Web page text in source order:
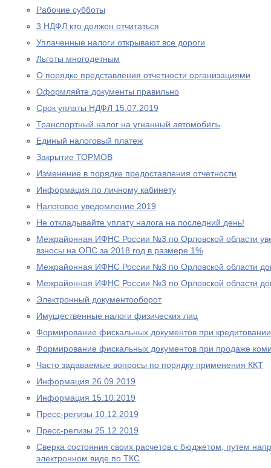
Рабочие субботы
3 НДФЛ кто должен отчитаться
Уплаченные налоги открывают все дороги
Льготы многодетным
О порядке представления отчетности организациями
Оформляйте документы правильно
Срок уплаты НДФЛ 15.07.2019
Транспортный налог на угнанный автомобиль
Единый налоговый платеж
Закрытие ТОРМОВ
Изменение в порядке предоставления отчетности
Информация по личному кабинету
Налоговое уведомление 2019
Не откладывайте уплату налога на последний день!
Межрайонная ИФНС России №3 по Орловской области
взносы на ОПС за 2018 год в размере 1%
Межрайонная ИФНС России №3 по Орловской области
Межрайонная ИФНС России №3 по Орловской области
Электронный документооборот
Имущественные налоги физических лиц
Формирование фискальных документов при кредитовании
Формирование фискальных документов при продаже
Часто задаваемые вопросы по порядку применения ККТ
Информация 26.09.2019
Информация 15.10.2019
Пресс-релизы 10.12.2019
Пресс-релизы 25.12.2019
Сверка состояния своих расчетов с бюджетом, путем
электронном виде по ТКС